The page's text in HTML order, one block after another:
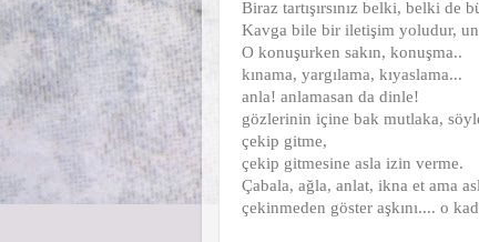
Biraz tartışırsınız belki, belki de
Kavga bile bir iletişim yoludur,
O konuşurken sakın, konuşma..
kınama, yargılama, kıyaslama...
anla! anlamasan da dinle!
gözlerinin içine bak mutlaka,
çekip gitme,
çekip gitmesine asla izin verme.
Çabala, ağla, anlat, ikna et ama
çekinmeden göster aşkını.... o